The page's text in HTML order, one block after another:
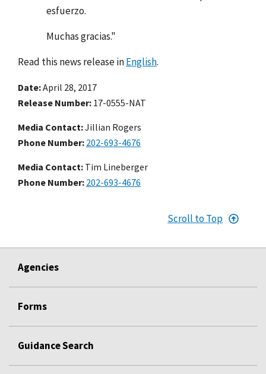
esfuerzo.
Muchas gracias."
Read this news release inEnglish.
Date April 28, 2017
Release Number 17-0555-NAT
Media Contact:Jillian Rogers
Phone Number 202-693-4676
Media Contact: Tim Lineberger
Phone Number 202-693-4676
Scroll to Top
Agencies
Forms
Guidance Search